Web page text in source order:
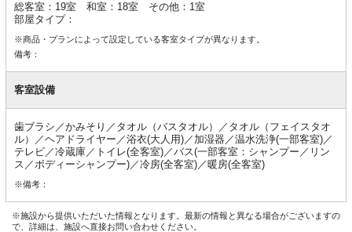
総客室：19室 和室：18室 その他：1室
部屋タイプ：
※商品・プランによって設定している客室タイプが異なります。
備考：
客室設備
歯ブラシ／かみそり／タオル（バスタオル）／タオル（フェイスタオ
ル）／ヘアドライヤー／浴衣(大人用)／加湿器／温水洗浄(一部客室)／
テレビ／冷蔵庫／トイレ(全客室)／バス(一部客室：シャンプー／リン
ス／ボディーシャンプー)／冷房(全客室)／暖房(全客室)
※備考：
※施設から提供いただいた情報となります。最新の情報と異なる場合がございますの
で、詳細は、施設へ直接お問い合わせください。